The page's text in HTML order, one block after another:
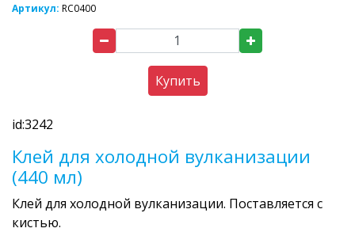
Артикул: RC0400
Купить
id:3242
Клей для холодной вулканизации
(440 мл)
Клей для холодной вулканизации. Поставляется с
кистью.